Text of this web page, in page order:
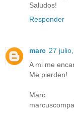
Saludos!
Responder
marc 27
A mi me
Me pierden!
Marc